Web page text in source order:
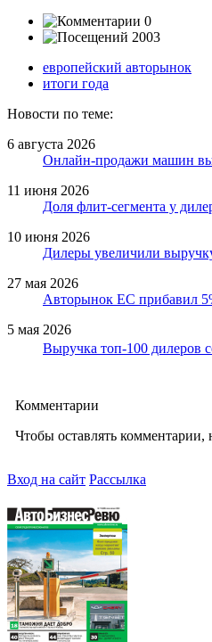
0
2003
европейский авторынок
итоги года
Новости по теме:
6 августа 2026
Онлайн-продажи машин
11 июня 2026
Доля флит-сегмента у
10 июня 2026
Дилеры увеличили
27 мая 2026
Авторынок ЕС прибавил
5 мая 2026
Выручка топ-100 дилеров
Комментарии
Чтобы оставлять комментарии,
Вход на сайт Рассылка